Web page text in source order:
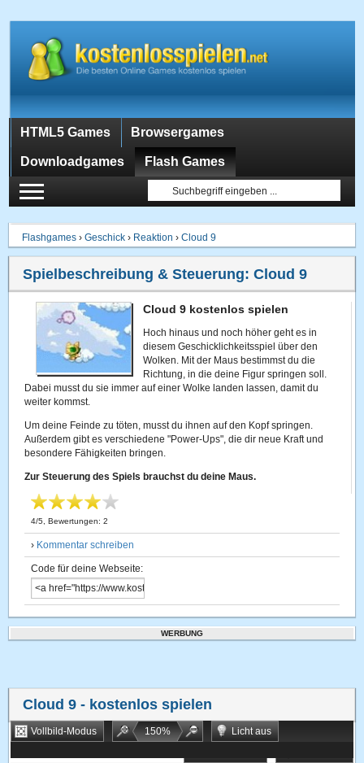
HTML5 Games Browsergames
Downloadgames Flash Games
Flashgames ›Geschick › Reaktion ›Cloud 9
Spielbeschreibung & Steuerung:Cloud 9
Cloud 9 kostenlos spielen
Hoch hinaus und noch höher geht es in
diesem Geschicklichkeitsspiel über den
Wolken. Mit der Maus bestimmst du die
Richtung, in die deine Figur springen soll.
Dabei musst du sie immer auf einer Wolke landen lassen, damit du
weiter kommst.
Um deine Feinde zu töten, musst du ihnen auf den Kopf springen.
Außerdem gibt es verschiedene "Power-Ups", die dir neue Kraft und
besondere Fähigkeiten bringen.
Zur Steuerung des Spiels brauchst du deine Maus.
4/5 , Bewertungen:2
› Kommentar schreiben
Code für deine Webseite:
WERBUNG
Cloud 9 - kostenlos spielen
Vollbild-Modus 150%
Licht aus